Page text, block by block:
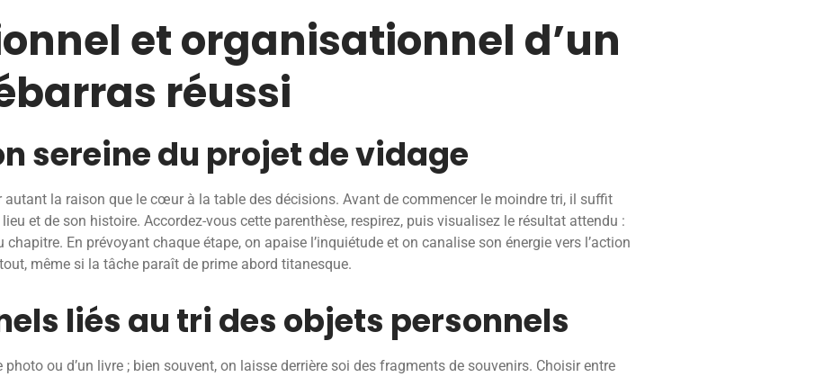
et organisationnel d’un
réussi
sereine du projet de vidage
autant la raison que le cœur à la table des décisions. Avant de commencer le moindre tri, il suffit
et de son histoire. Accordez-vous cette parenthèse, respirez, puis visualisez le résultat attendu :
En prévoyant chaque étape, on apaise l’inquiétude et on canalise son énergie vers l’action
même si la tâche paraît de prime abord titanesque.
liés au tri des objets personnels
ou d’un livre ; bien souvent, on laisse derrière soi des fragments de souvenirs. Choisir entre